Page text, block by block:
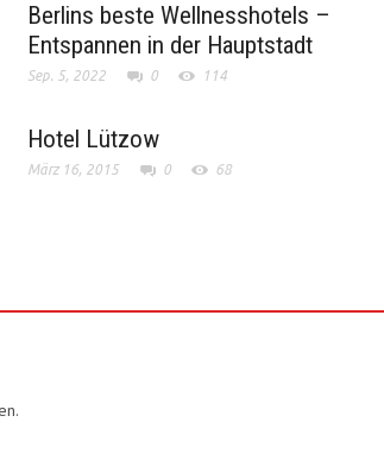
Berlins beste Wellnesshotels –
Entspannen in der Hauptstadt
Sep. 5, 2022 0 114
Hotel Lützow
März 16, 2015 0 68